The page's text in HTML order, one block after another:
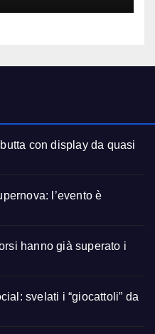
con display da quasi
l’evento è
hanno già superato i
svelati i “giocattoli” da